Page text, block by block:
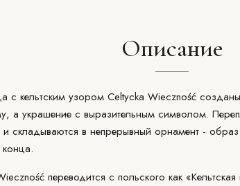
Описание
с кельтским узором Celtycka Wieczność
а украшение с выразительным символом.
складываются в непрерывный орнамент -
переводится с польского как